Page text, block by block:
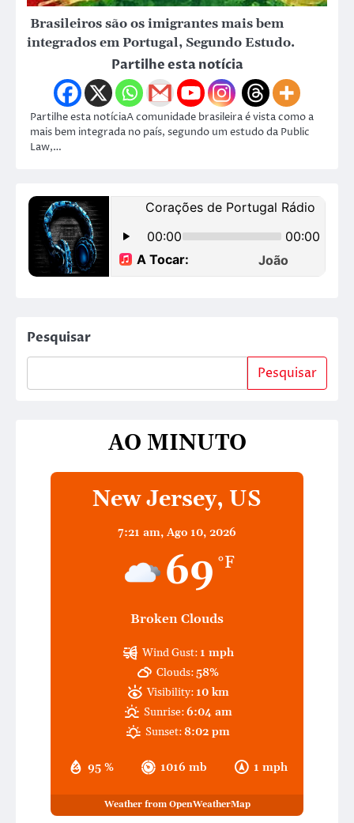
Brasileiros são os imigrantes mais bem
integrados em Portugal, Segundo Estudo.
Partilhe esta notícia
Partilhe esta notíciaA comunidade brasileira é vista como a
mais bem integrada no país, segundo um estudo da Public
Law,…
Pesquisar
Pesquisar
AO MINUTO
New Jersey, US
7:21 am, Ago 10, 2026
69 °F
Broken Clouds
95 % 1016 mb 1 mph
Wind Gust: 1 mph
Clouds:58%
Visibility: 10 km
Sunrise:6:04 am
Sunset:8:02 pm
Weather from OpenWeatherMap